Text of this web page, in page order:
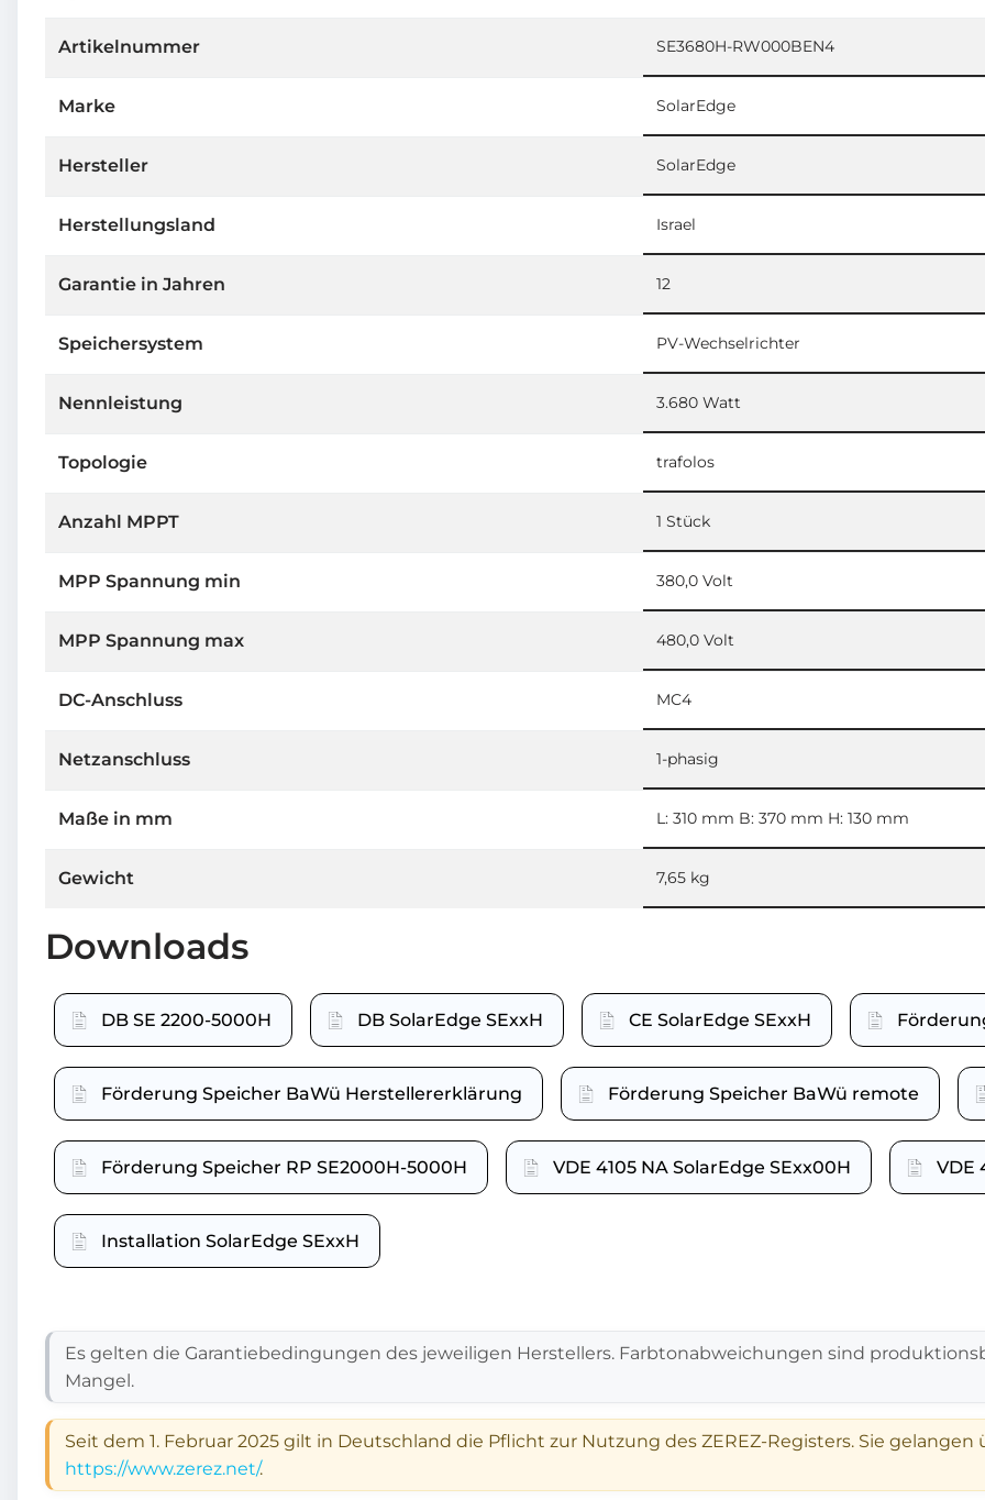
Artikelnummer SE3680H-RW000BEN4
Marke SolarEdge
Hersteller SolarEdge
Herstellungsland Israel
Garantie in Jahren 12
Speichersystem PV-Wechselrichter
Nennleistung 3.680 Watt
Topologie trafolos
Anzahl MPPT 1 Stück
MPP Spannung min 380,0 Volt
MPP Spannung max 480,0 Volt
DC-Anschluss MC4
Netzanschluss 1-phasig
Maße in mm L: 310 mm B: 370 mm H: 130 mm
Gewicht 7,65 kg
Downloads
DB SE 2200-5000H DB SolarEdge SExxH CE SolarEdge SExxH
Förderung Speicher BaWü Herstellererklärung Förderung Speicher BaWü remote
Förderung Speicher RP SE2000H-5000H VDE 4105 NA SolarEdge SExx00H VDE
Installation SolarEdge SExxH
Es gelten die Garantiebedingungen des jeweiligen Herstellers. Farbtonabweichungen sind
Mangel.
Seit dem 1. Februar 2025 gilt in Deutschland die Pflicht zur Nutzung des ZEREZ-Registers. Sie
https://www.zerez.net/.